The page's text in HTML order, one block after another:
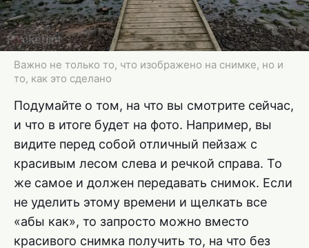
Важно не только то, что изображено на снимке, но и
то, как это сделано
Подумайте о том, на что вы смотрите сейчас,
и что в итоге будет на фото. Например, вы
видите перед собой отличный пейзаж с
красивым лесом слева и речкой справа. То
же самое и должен передавать снимок. Если
не уделить этому времени и щелкать все
«абы как», то запросто можно вместо
красивого снимка получить то, на что без